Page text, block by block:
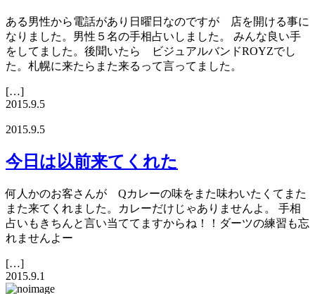
ある男性から電話があり日曜日なのですが 店を開ける事に
なりました。男性５名の手相占いしました。 みんな良い手
をしてました。後聞いたら ビジュアルバンドROYZでし
た。札幌に来たらまた来るって言ってました。
[…]
2015.9.5
2015.9.5
今日は以前来てくれた
何人かのお客さんが Qカレーの味をまた味わいたくてまた
また来てくれました。カレーだけじゃありませんよ。 手相
占いもきちんと言い当ててますからね！！ダーツの練習も忘
れませんよー
[…]
2015.9.1